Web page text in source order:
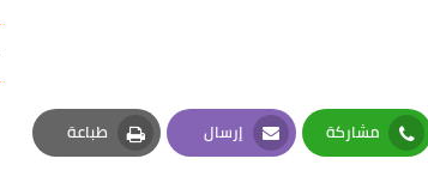
مشاركة
Whatsapp
إرسال
Email
طباعة
Print